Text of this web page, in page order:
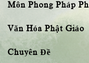
Môn Phong Pháp
Văn Hóa Phật Giáo
Chuyên Đề